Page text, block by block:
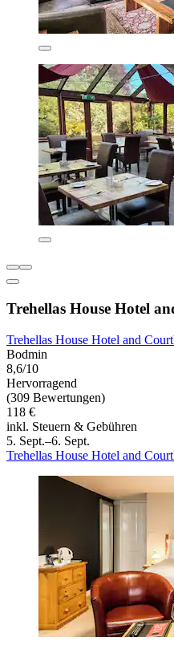
Trehellas House Hotel
Trehellas House Hotel and
Bodmin
8,6/10
Hervorragend
(309 Bewertungen)
118 €
inkl. Steuern & Gebühren
5. Sept.–6. Sept.
Trehellas House Hotel and